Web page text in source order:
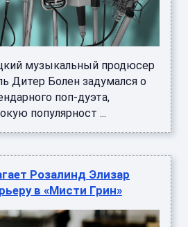
музыкальный продюсер
Дитер Болен задумался о
поп-дуэта,
популярност ...
Розалинд Элизар
в «Мисти Грин»